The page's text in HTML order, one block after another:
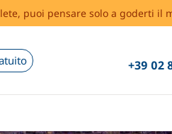
puoi pensare solo a goderti il
+39 02